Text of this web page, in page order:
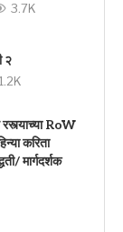
3.7K
२
1.2K
रस्त्याच्या RoW
करिता
मार्गदर्शक